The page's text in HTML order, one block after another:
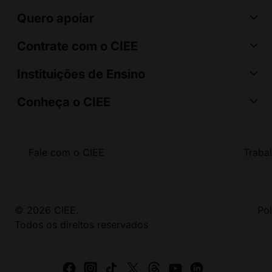
Quero apoiar
Contrate com o CIEE
Instituições de Ensino
Conheça o CIEE
© 2026 CIEE.
Todos os direitos reservados